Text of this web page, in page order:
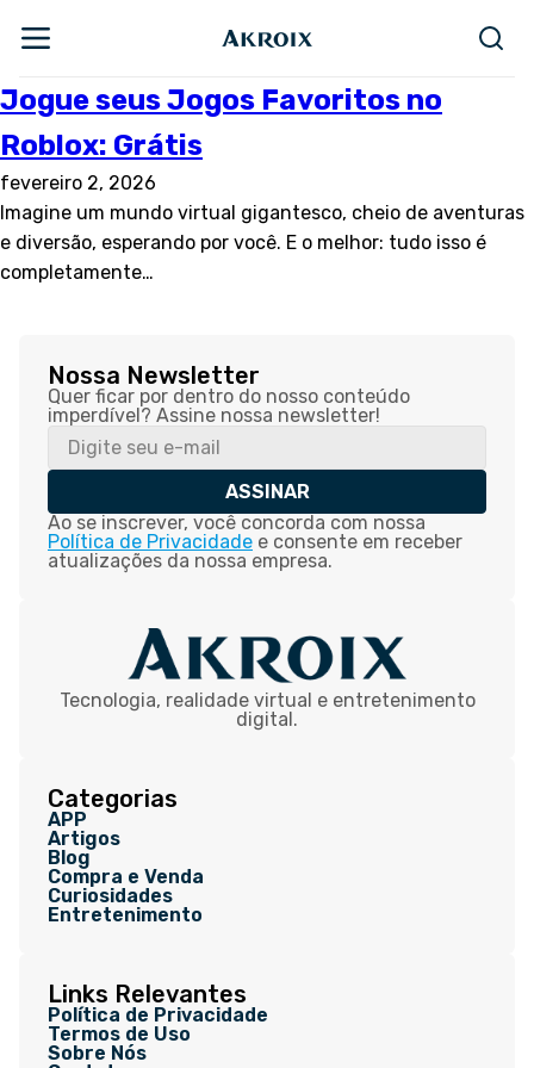
Jogue seus Jogos Favoritos no
Roblox: Grátis
fevereiro 2, 2026
Imagine um mundo virtual gigantesco, cheio de aventuras
e diversão, esperando por você. E o melhor: tudo isso é
completamente…
Nossa Newsletter
Quer ficar por dentro do nosso conteúdo
imperdível? Assine nossa newsletter!
ASSINAR
Ao se inscrever, você concorda com nossa
Política de Privacidade e consente em receber
atualizações da nossa empresa.
Tecnologia, realidade virtual e entretenimento
digital.
Categorias
APP
Artigos
Blog
Compra e Venda
Curiosidades
Entretenimento
Links Relevantes
Política de Privacidade
Termos de Uso
Sobre Nós